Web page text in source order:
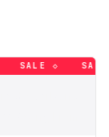
SALE ◇ SALE